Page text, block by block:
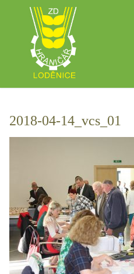
Přeskočit
2018-04-14_vcs_01